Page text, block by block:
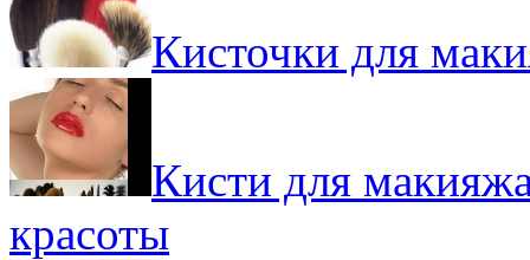
Кисточки для
Кисти для
красоты